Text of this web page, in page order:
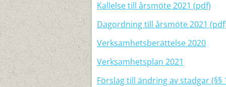
Kallelse till årsmöte 2021 (pdf)
Dagordning till årsmöte 2021
Verksamhetsberättelse 2020
Verksamhetsplan 2021
Förslag till ändring av stadgar (§§